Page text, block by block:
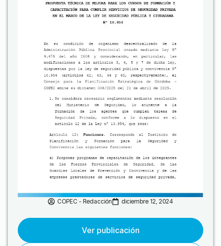
COPEC - Redacción diciembre 12, 2024
Ver publicación